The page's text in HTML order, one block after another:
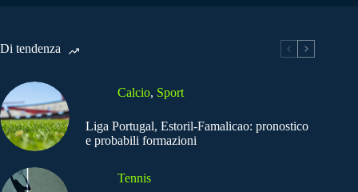
Di tendenza
Calcio, Sport
Liga Portugal, Estoril-Famalicao: pronostico
e probabili formazioni
Tennis